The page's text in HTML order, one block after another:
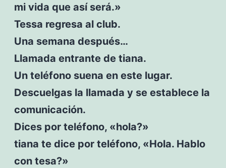
mi vida que así será.»
Tessa regresa al club.
Una semana después…
Llamada entrante de tiana.
Un teléfono suena en este lugar.
Descuelgas la llamada y se establece la
comunicación.
Dices por teléfono, «hola?»
tiana te dice por teléfono, «Hola. Hablo
con tesa?»